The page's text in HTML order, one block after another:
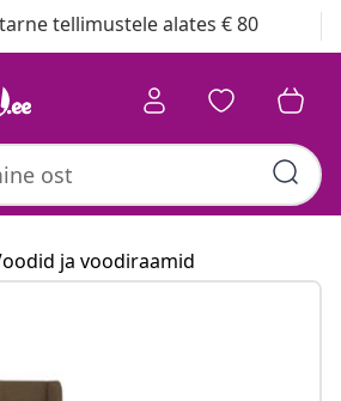
tellimustele alates € 80
ja voodiraamid